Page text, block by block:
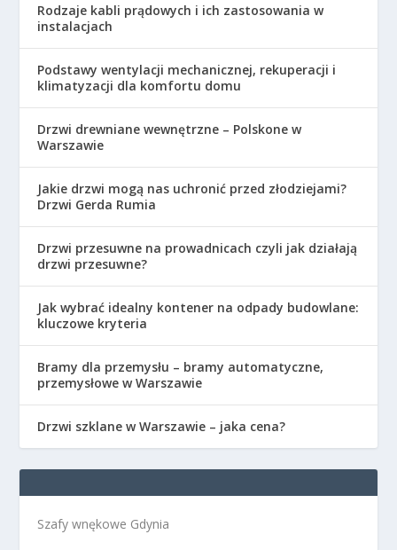
Rodzaje kabli prądowych i ich zastosowania w
instalacjach
Podstawy wentylacji mechanicznej, rekuperacji i
klimatyzacji dla komfortu domu
Drzwi drewniane wewnętrzne – Polskone w
Warszawie
Jakie drzwi mogą nas uchronić przed złodziejami?
Drzwi Gerda Rumia
Drzwi przesuwne na prowadnicach czyli jak działają
drzwi przesuwne?
Jak wybrać idealny kontener na odpady budowlane:
kluczowe kryteria
Bramy dla przemysłu – bramy automatyczne,
przemysłowe w Warszawie
Drzwi szklane w Warszawie – jaka cena?
Szafy wnękowe Gdynia